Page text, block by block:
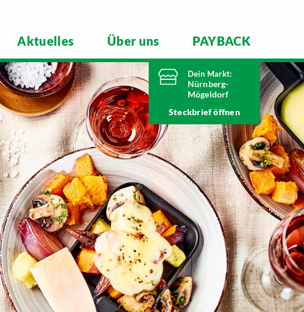
Aktuelles Über uns PAYBACK
Dein Markt:
Nürnberg-
Mögeldorf
Heute bis
Telefonnummer
0911 54340
Laufamholzstraße 40/42
90482 Nürnberg
Markt ändern
Steckbrief